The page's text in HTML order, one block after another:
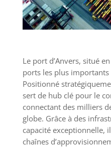
Le port d’Anvers, situé
ports les plus
Positionné
sert de hub clé pour le
connectant des milliers
globe. Grâce à des
capacité exceptionnelle,
chaînes